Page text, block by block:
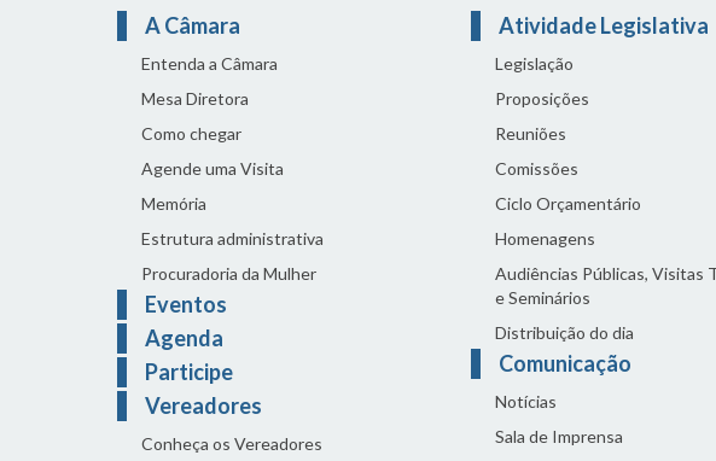
A Câmara
Entenda a Câmara
Mesa Diretora
Como chegar
Agende uma Visita
Memória
Estrutura administrativa
Procuradoria da Mulher
Eventos
Agenda
Participe
Vereadores
Conheça os Vereadores
Atividade Legislativa
Legislação
Proposições
Reuniões
Comissões
Ciclo Orçamentário
Homenagens
Audiências Públicas, Visitas
e Seminários
Distribuição do dia
Comunicação
Notícias
Sala de Imprensa